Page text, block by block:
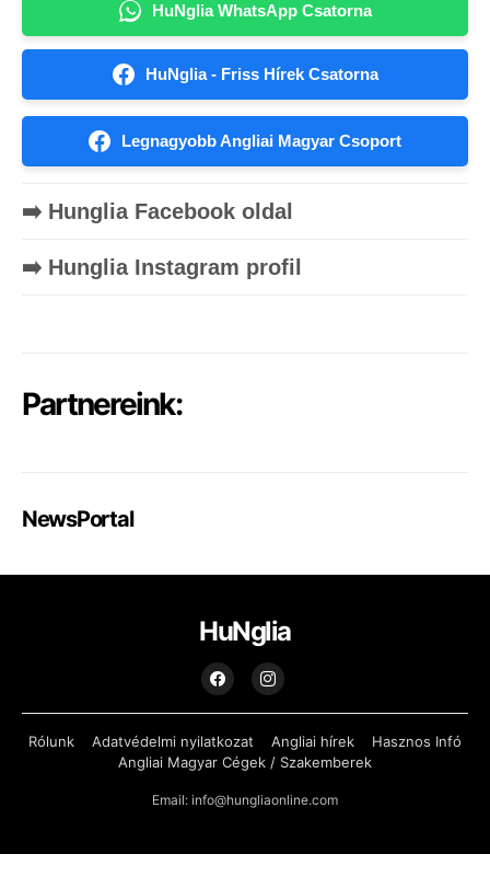
HuNglia WhatsApp Csatorna
HuNglia - Friss Hírek Csatorna
Legnagyobb Angliai Magyar Csoport
➡️ Hunglia Facebook oldal
➡️ Hunglia Instagram profil
Partnereink:
NewsPortal
HuNglia
Rólunk Adatvédelmi nyilatkozat Angliai hírek
Hasznos Infó
Angliai Magyar Cégek / Szakemberek
Email: info@hungliaonline.com